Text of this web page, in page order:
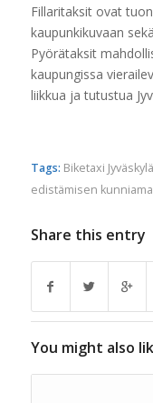
Fillaritaksit ovat
kaupunkikuvaan
Pyörätaksit
kaupungissa
liikkua ja tutustua
Tags: Biketaxi Jyväskylä
edistämisen
Share this entry
You might also